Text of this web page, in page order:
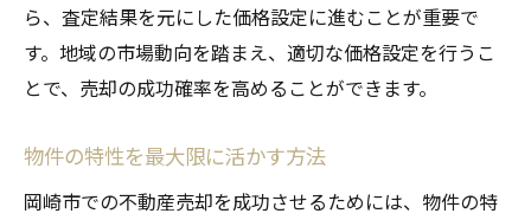
ら、査定結果を元にした価格設定に進むことが重要で
す。地域の市場動向を踏まえ、適切な価格設定を行うこ
とで、売却の成功確率を高めることができます。
物件の特性を最大限に活かす方法
岡崎市での不動産売却を成功させるためには、物件の特